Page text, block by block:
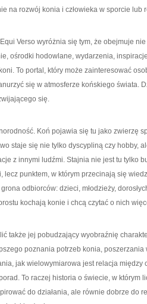
na rozwój konia i człowieka w sporcie lub
Verso wyróżnia się tym, że obejmuje
ośrodki hodowlane, wydarzenia,
To portal, który może zainteresować
się w atmosferze końskiego świata.
się.
Koń pojawia się tu jako zwierzę
staje się nie tylko dyscypliną czy hobby,
z innymi ludźmi. Stajnia nie jest tu tylko
lecz punktem, w którym przecinają się
odbiorców: dzieci, młodzieży,
kochają konie i chcą czytać o nich
także jej pobudzający wyobraźnię
poznania potrzeb konia,
jak wielowymiarowa jest relacja między
To raczej historia o świecie, w którym
do działania, ale równie dobrze do